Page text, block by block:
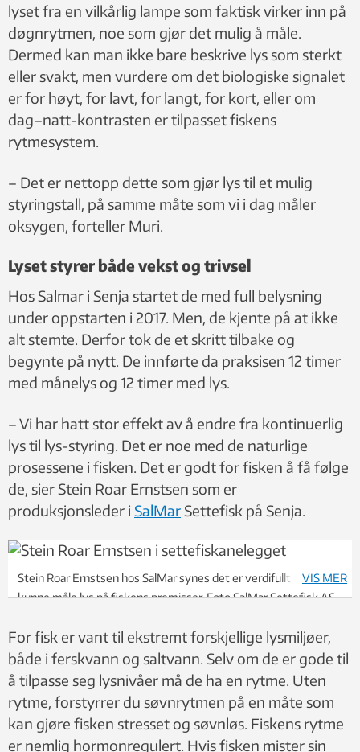
lyset fra en vilkårlig lampe som faktisk virker inn på
døgnrytmen, noe som gjør det mulig å måle.
Dermed kan man ikke bare beskrive lys som sterkt
eller svakt, men vurdere om det biologiske signalet
er for høyt, for lavt, for langt, for kort, eller om
dag–natt-kontrasten er tilpasset fiskens
rytmesystem.
– Det er nettopp dette som gjør lys til et mulig
styringstall, på samme måte som vi i dag måler
oksygen, forteller Muri.
Lyset styrer både vekst og trivsel
Hos Salmar i Senja startet de med full belysning
under oppstarten i 2017. Men, de kjente på at ikke
alt stemte. Derfor tok de et skritt tilbake og
begynte på nytt. De innførte da praksisen 12 timer
med månelys og 12 timer med lys.
– Vi har hatt stor effekt av å endre fra kontinuerlig
lys til lys-styring. Det er noe med de naturlige
prosessene i fisken. Det er godt for fisken å få følge
de, sier Stein Roar Ernstsen som er
produksjonsleder i SalMarSettefisk på Senja.
Stein Roar Ernstsen hos SalMar synes det er verdifullt å endelig
kunne måle lys på fiskens premisser. Foto SalMar Settefisk AS
VIS MER
For fisk er vant til ekstremt forskjellige lysmiljøer,
både i ferskvann og saltvann. Selv om de er gode til
å tilpasse seg lysnivåer må de ha en rytme. Uten
rytme, forstyrrer du søvnrytmen på en måte som
kan gjøre fisken stresset og søvnløs. Fiskens rytme
er nemlig hormonregulert. Hvis fisken mister sin